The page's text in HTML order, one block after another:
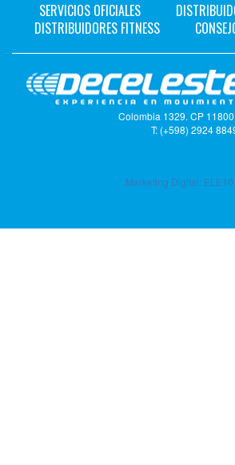
SERVICIOS OFICIALES
DISTRIBUIDORES FITNESS
Colombia 1329. CP
T: (+598) 2924
Marketing Digital: ELE10